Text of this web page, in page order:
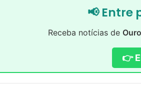
📢 Entre
Receba notícias de
👉